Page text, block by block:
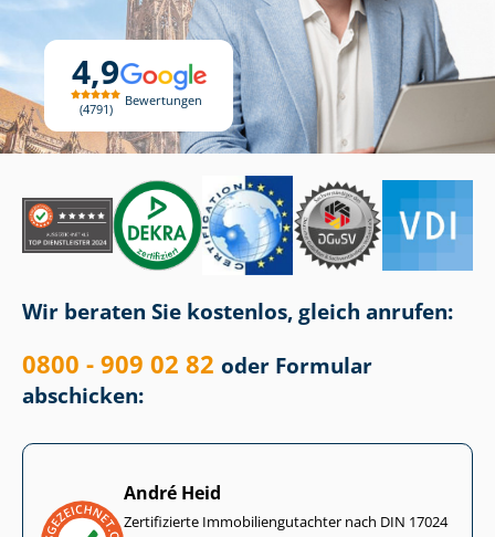
4,9
4791
Bewertungen
Wir beraten Sie kostenlos, gleich anrufen:
0800 - 909 02 82 oder Formular
abschicken:
André Heid
Zertifizierte Im­mo­bi­li­en­gut­ach­ter nach DIN 17024